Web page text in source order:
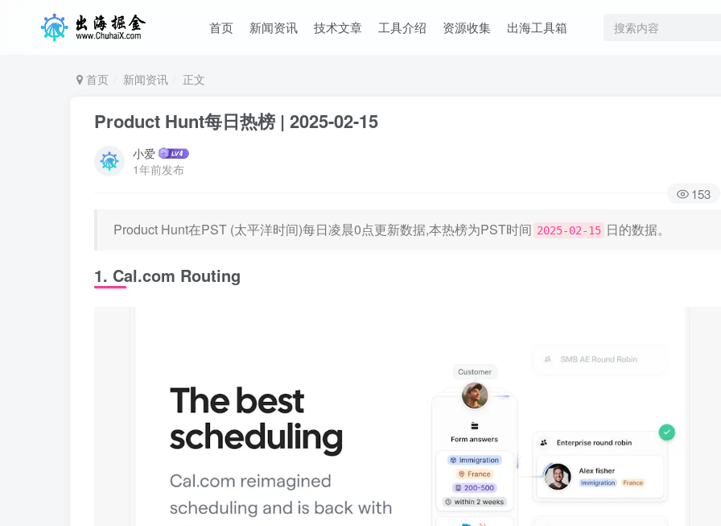
首页 新闻资讯 技术文章 工具介绍 资源收集 出海工具箱
首页 新闻资讯 正文
Product Hunt每日热榜 | 2025-02-15
小爱
1年前发布
153
Product Hunt在PST (太平洋时间)每日凌晨0点更新数据,本热榜为PST时间 2025-02-15 日的数据。
1. Cal.com Routing